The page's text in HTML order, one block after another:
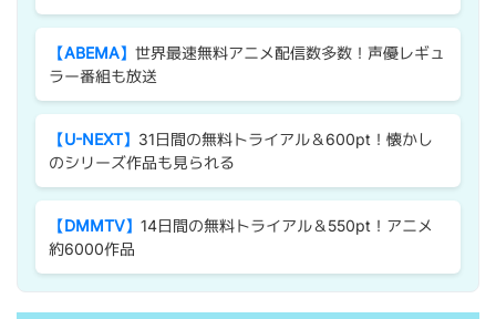
【ABEMA】 世界最速無料アニメ配信数多数！声優レギュ
ラー番組も放送
【U-NEXT】 31日間の無料トライアル＆600pt！懐かし
のシリーズ作品も見られる
【DMMTV】 14日間の無料トライアル＆550pt！アニメ
約6000作品